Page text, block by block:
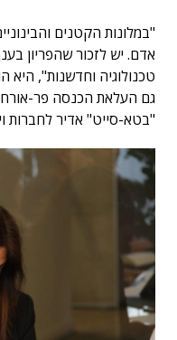
"במלונות הקטנים
אדם. יש לזכור שהפריון
טכנולוגיה וחדשנות", היא
גם העלאת הכנסה פר-
"בטא-סייט" אדיר לחברות